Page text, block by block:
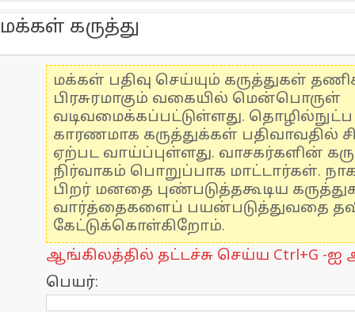
மக்கள் கருத்து
மக்கள் பதிவு செய்யும் கருத்துகள்
பிரசுரமாகும் வகையில் மென்பொருள்
வடிவமைக்கப்பட்டுள்ளது.
காரணமாக கருத்துக்கள் பதிவாவதில்
ஏற்பட வாய்ப்புள்ளது. வாசகர்களின்
நிர்வாகம் பொறுப்பாக மாட்டார்கள்.
பிறர் மனதை புண்படுத்தகூடிய
வார்த்தைகளைப் பயன்படுத்துவதை
கேட்டுக்கொள்கிறோம்.
ஆங்கிலத்தில் தட்டச்சு செய்ய Ctrl+G -ஐ
பெயர்: